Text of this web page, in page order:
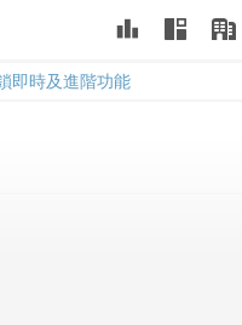
leaderboard
即時及進階功能